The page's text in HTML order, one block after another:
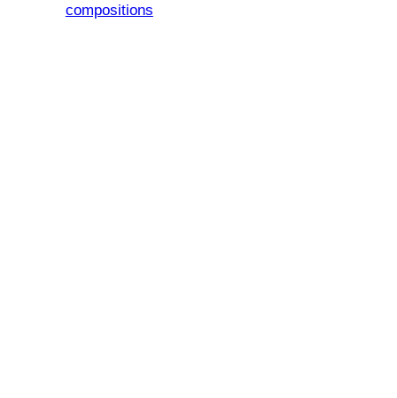
compositions